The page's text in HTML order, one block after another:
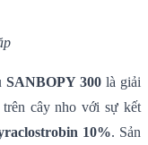
SANBOPY 300 là giải
cây nho với sự kết
10%. Sản